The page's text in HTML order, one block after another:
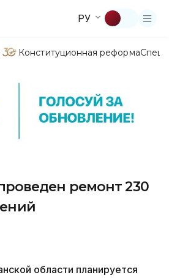
РУ
Конституционная реформа
ремонт 230
области планируется